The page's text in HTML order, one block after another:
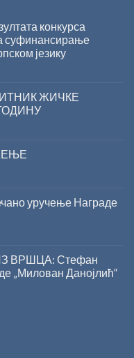
конкурса
суфинансирање
језику
ЖИЧКЕ
уручење Награде
ВРШЦА: Стефан
„Милован Данојлић“